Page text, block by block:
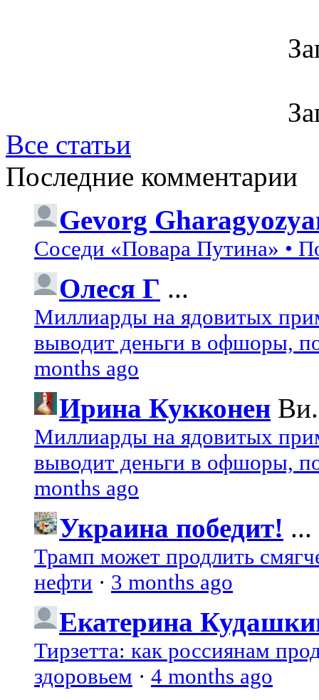
Все статьи
Последние комментарии
Gevorg
Соседи «Повара Путина» •
Олеся Г ...
Миллиарды на ядовитых
выводит деньги в офшоры,
months ago
Ирина Кукконен
Миллиарды на ядовитых
выводит деньги в офшоры,
months ago
Украина победит! ...
Трамп может продлить
нефти · 3 months ago
Екатерина
Тирзетта: как россиянам
здоровьем · 4 months ago